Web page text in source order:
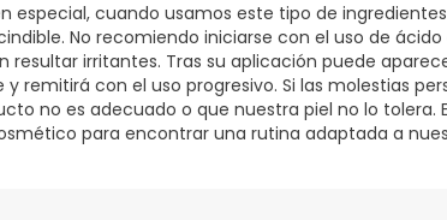
especial, cuando usamos este tipo de
No recomiendo iniciarse con el uso de
resultar irritantes. Tras su aplicación puede
remitirá con el uso progresivo. Si las molestias
no es adecuado o que nuestra piel no lo tolera.
para encontrar una rutina adaptada a